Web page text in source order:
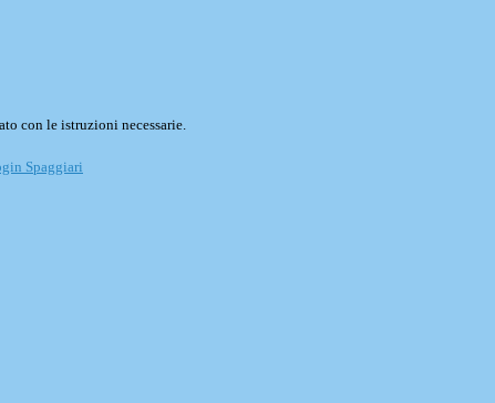
con le istruzioni necessarie.
Spaggiari